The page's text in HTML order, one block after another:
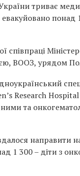
триває
понад
співпраці
ВООЗ, урядом
Research
та
направити на
1 300 – діти з